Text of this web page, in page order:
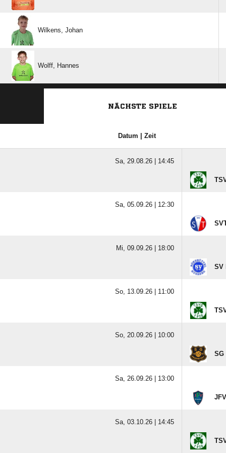
 
 
NÄCHSTE SPIELE
Datum | Zeit
Sa, 29.08.26 | 14:45
Sa, 05.09.26 | 12:30
Mi, 09.09.26 | 18:00
SV
So, 13.09.26 | 11:00
So, 20.09.26 | 10:00
SG
Sa, 26.09.26 | 13:00
Sa, 03.10.26 | 14:45